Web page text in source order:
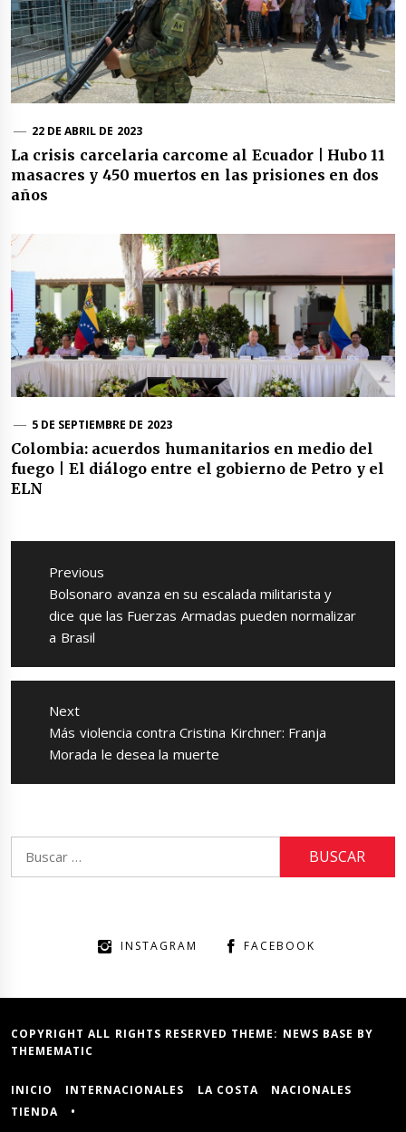
22 DE ABRIL DE 2023
La crisis carcelaria carcome al Ecuador | Hubo 11
masacres y 450 muertos en las prisiones en dos
años
5 DE SEPTIEMBRE DE 2023
Colombia: acuerdos humanitarios en medio del
fuego | El diálogo entre el gobierno de Petro y el
ELN
Navegación
entradas
Previous
Previous
post:
Bolsonaro avanza en su escalada militarista y
dice que las Fuerzas Armadas pueden normalizar
a Brasil
Next
Next
post:
Más violencia contra Cristina Kirchner: Franja
Morada le desea la muerte
INSTAGRAM FACEBOOK
COPYRIGHT ALL RIGHTS RESERVED THEME: NEWS BASE BY
THEMEMATIC
INICIO INTERNACIONALES LA COSTA
NACIONALES
TIENDA
•